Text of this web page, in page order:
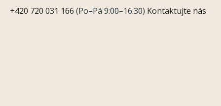
+420 720 031 166 (Po–Pá 9:00–16:30) Kontaktujte nás